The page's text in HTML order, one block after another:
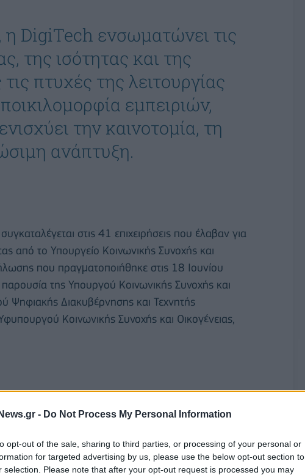
- Do Not Process My Personal Information
opt-out of the sale, sharing to third parties, or processing of your personal or
for targeted advertising by us, please use the below opt-out section to
selection. Please note that after your opt-out request is processed you may
DigiTech ενσωματώνει τις
της ισότητας και της
πτυχές της λειτουργίας
εμπειριών,
την καινοτομία, τη
ανάπτυξη.
, συγκαταλέγεται στις 41 επιχειρήσεις που έλαβαν για
από το Υπουργείο Κοινωνικής Συνοχής και
που πραγματοποιήθηκε στις 18 Ιουνίου
της Υπουργού Κοινωνικής Συνοχής και
Ψηφιακής Διακυβέρνησης και Τεχνητής
Κοινωνικής Συνοχής και Οικογένειας,